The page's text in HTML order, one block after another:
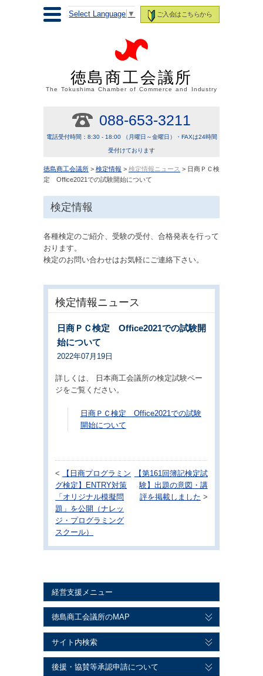
ご入会はこちらから
Select Language ▼
徳島商工会議所
The Tokushima Chamber of Commerce and Industry
088-653-3211
電話受付時間：8:30 - 18:00 （月曜日～金曜日）・FAXは24時間
受付けております
徳島商工会議所 > 検定情報 > 検定情報ニュース > 日商ＰＣ検
定 Office2021での試験開始について
検定情報
各種検定のご紹介、受験の受付、合格発表を行って
おります。
検定のお問い合わせはお気軽にご連絡下さい。
検定情報ニュース
日商ＰＣ検定 Office2021での試験開
始について
2022年07月19日
詳しくは、 日本商工会議所の検定試験ペー
ジをご覧ください。
日商ＰＣ検定 Office2021での試験
開始について
<
【日商プログラミン
グ検定】ENTRY対策
「オリジナル模擬問
題」を公開（ナレッ
ジ・プログラミング
スクール）
【第161回簿記検定試
験】出題の意図・講
評を掲載しました >
経営支援メニュー
徳島商工会議所のMAP
サイト内検索
後援・協賛等承認申請について